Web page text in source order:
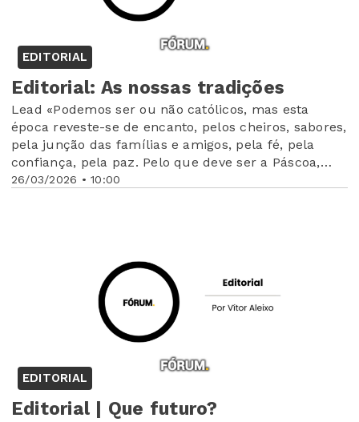
EDITORIAL
26/03/2026 • 10:00
Editorial: As nossas tradições
Lead «Podemos ser ou não católicos, mas esta
época reveste-se de encanto, pelos cheiros, sabores,
pela junção das famílias e amigos, pela fé, pela
confiança, pela paz. Pelo que deve ser a Páscoa,
época de amor e fraternidade»
EDITORIAL
Editorial | Que futuro?